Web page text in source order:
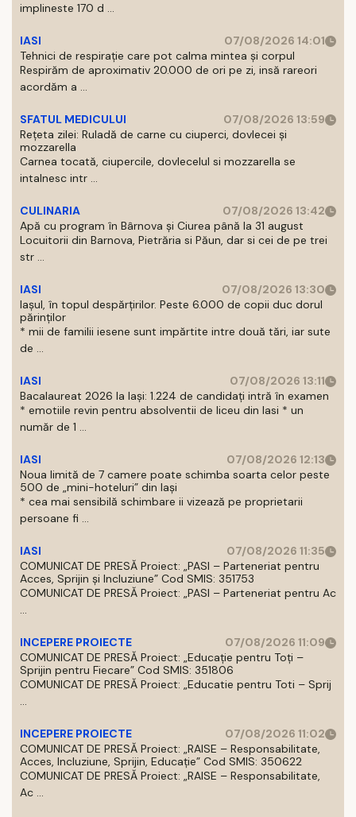
implineste 170 d ...
IASI
07/08/2026 14:01
Tehnici de respirație care pot calma mintea și corpul
Respirăm de aproximativ 20.000 de ori pe zi, insă rareori
acordăm a ...
SFATUL MEDICULUI
07/08/2026 13:59
Rețeta zilei: Ruladă de carne cu ciuperci, dovlecei și
mozzarella
Carnea tocată, ciupercile, dovlecelul si mozzarella se
intalnesc intr ...
CULINARIA
07/08/2026 13:42
Apă cu program în Bârnova și Ciurea până la 31 august
Locuitorii din Barnova, Pietrăria si Păun, dar si cei de pe trei
str ...
IASI
07/08/2026 13:30
Iașul, în topul despărțirilor. Peste 6.000 de copii duc dorul
părinților
* mii de familii iesene sunt impărtite intre două tări, iar sute
de ...
IASI
07/08/2026 13:11
Bacalaureat 2026 la Iași: 1.224 de candidați intră în examen
* emotiile revin pentru absolventii de liceu din Iasi * un
număr de 1 ...
IASI
07/08/2026 12:13
Noua limită de 7 camere poate schimba soarta celor peste
500 de „mini-hoteluri” din Iași
* cea mai sensibilă schimbare ii vizează pe proprietarii
persoane fi ...
IASI
07/08/2026 11:35
COMUNICAT DE PRESĂ Proiect: „PASI – Parteneriat pentru
Acces, Sprijin și Incluziune” Cod SMIS: 351753
COMUNICAT DE PRESĂ Proiect: „PASI – Parteneriat pentru Ac
...
INCEPERE PROIECTE
07/08/2026 11:09
COMUNICAT DE PRESĂ Proiect: „Educație pentru Toți –
Sprijin pentru Fiecare” Cod SMIS: 351806
COMUNICAT DE PRESĂ Proiect: „Educatie pentru Toti – Sprij
...
INCEPERE PROIECTE
07/08/2026 11:02
COMUNICAT DE PRESĂ Proiect: „RAISE – Responsabilitate,
Acces, Incluziune, Sprijin, Educație” Cod SMIS: 350622
COMUNICAT DE PRESĂ Proiect: „RAISE – Responsabilitate,
Ac ...